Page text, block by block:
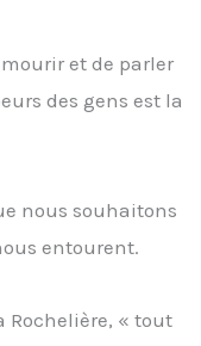
et de parler
des gens est la
nous souhaitons
entourent.
Rochelière, « tout